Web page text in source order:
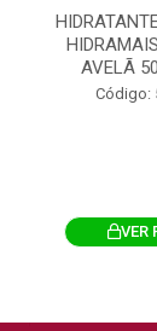
AVELÃ
Código:
VER